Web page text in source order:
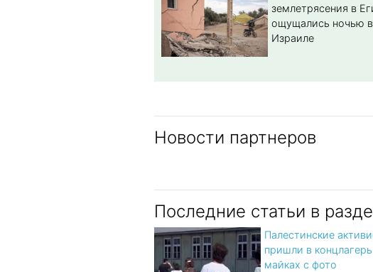
землетрясения в
ощущались ночью в
Израиле
Новости партнеров
Последние статьи в
Палестинские
пришли в
майках с фото